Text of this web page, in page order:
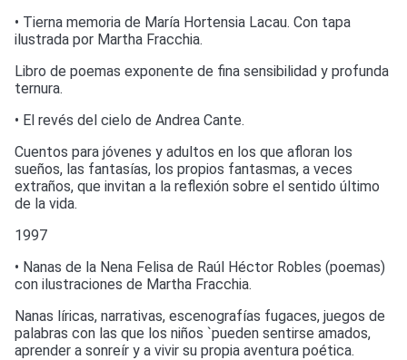
• Tierna memoria de María Hortensia Lacau. Con tapa
ilustrada por Martha Fracchia.
Libro de poemas exponente de fina sensibilidad y profunda
ternura.
• El revés del cielo de Andrea Cante.
Cuentos para jóvenes y adultos en los que afloran los
sueños, las fantasías, los propios fantasmas, a veces
extraños, que invitan a la reflexión sobre el sentido último
de la vida.
1997
• Nanas de la Nena Felisa de Raúl Héctor Robles (poemas)
con ilustraciones de Martha Fracchia.
Nanas líricas, narrativas, escenografías fugaces, juegos de
palabras con las que los niños `pueden sentirse amados,
aprender a sonreír y a vivir su propia aventura poética.